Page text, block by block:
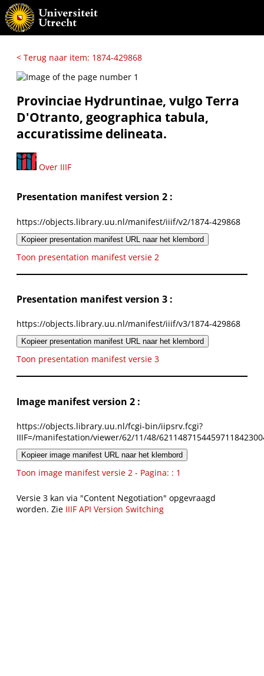
< Terug naar item: 1874-429868
Provinciae Hydruntinae, vulgo Terra
D'Otranto, geographica tabula,
accuratissime delineata.
Over IIIF
Presentation manifest version 2 :
https://objects.library.uu.nl/manifest/iiif/v2/1874-429868
Kopieer presentation manifest URL naar het klembord
Toon presentation manifest versie 2
Presentation manifest version 3 :
https://objects.library.uu.nl/manifest/iiif/v3/1874-429868
Kopieer presentation manifest URL naar het klembord
Toon presentation manifest versie 3
Image manifest version 2 :
https://objects.library.uu.nl/fcgi-bin/iipsrv.fcgi?
IIIF=/manifestation/viewer/62/11/48/
Kopieer image manifest URL naar het klembord
Toon image manifest versie 2 - Pagina: : 1
Versie 3 kan via "Content Negotiation" opgevraagd
worden. Zie IIIF API Version Switching